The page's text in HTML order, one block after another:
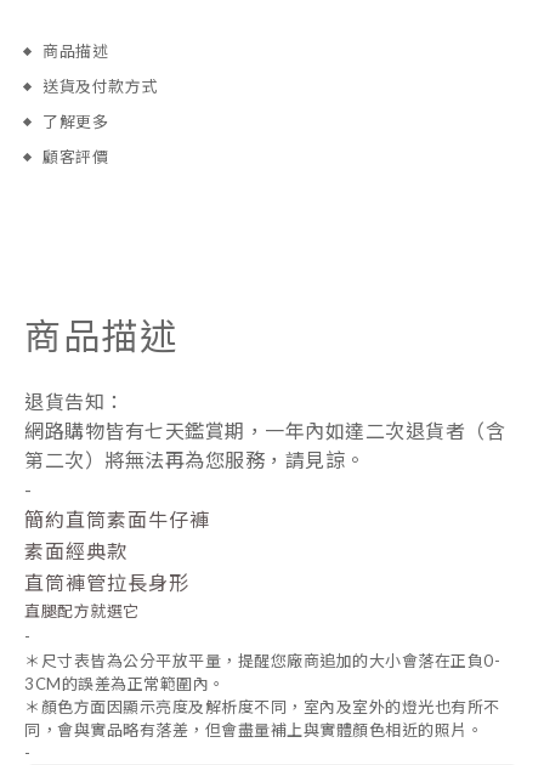
商品描述
送貨及付款方式
了解更多
顧客評價
商品描述
退貨告知：
網路購物皆有七天鑑賞期，一年內如達二次退貨者（含
第二次）將無法再為您服務，請見諒。
-
簡約直筒素面牛仔褲
素面經典款
直筒褲管拉長身形
直腿配方就選它
-
＊ 尺寸表皆為公分平放平量 ，提醒您廠商追加的大小會落在正負0-
3CM的誤差為正常範圍內。
＊ 顏色方面因顯示亮度及解析度不同，室內及室外的燈光也有所不
同，會與實品略有落差，但會盡量補上與實體顏色相近的照片。
-